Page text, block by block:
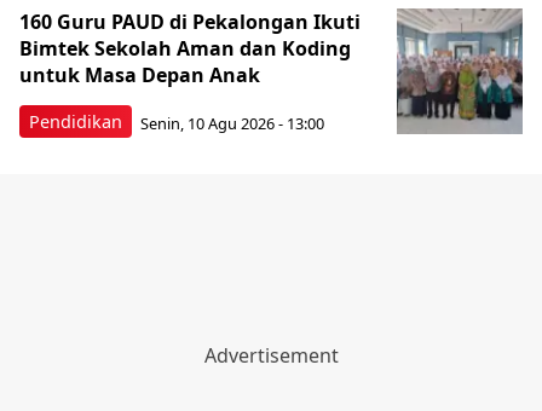
Pendidikan
160 Guru PAUD di Pekalongan Ikuti
Bimtek Sekolah Aman dan Koding
untuk Masa Depan Anak
Senin, 10 Agu 2026 - 13:00